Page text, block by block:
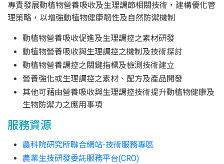
專責發展動植物營養吸收及生理調節相關技術，建構優化管
理策略，以增強動植物健康韌性及自然防禦機制
動植物營養吸收促進及生理調控之素材研發
動植物營養吸收與生理調控之機制及技術探討
動植物營養調控之關鍵指標及檢測技術建立
營養強化或生理調控之素材、配方及產品開發
其他可藉由營養吸收與生理調控技術提升動植物健康及
生物防禦力之應用事項
服務資源
農科院研究所聯合網站-技術服務專區
農業生技研發委託服務平台(CRO)